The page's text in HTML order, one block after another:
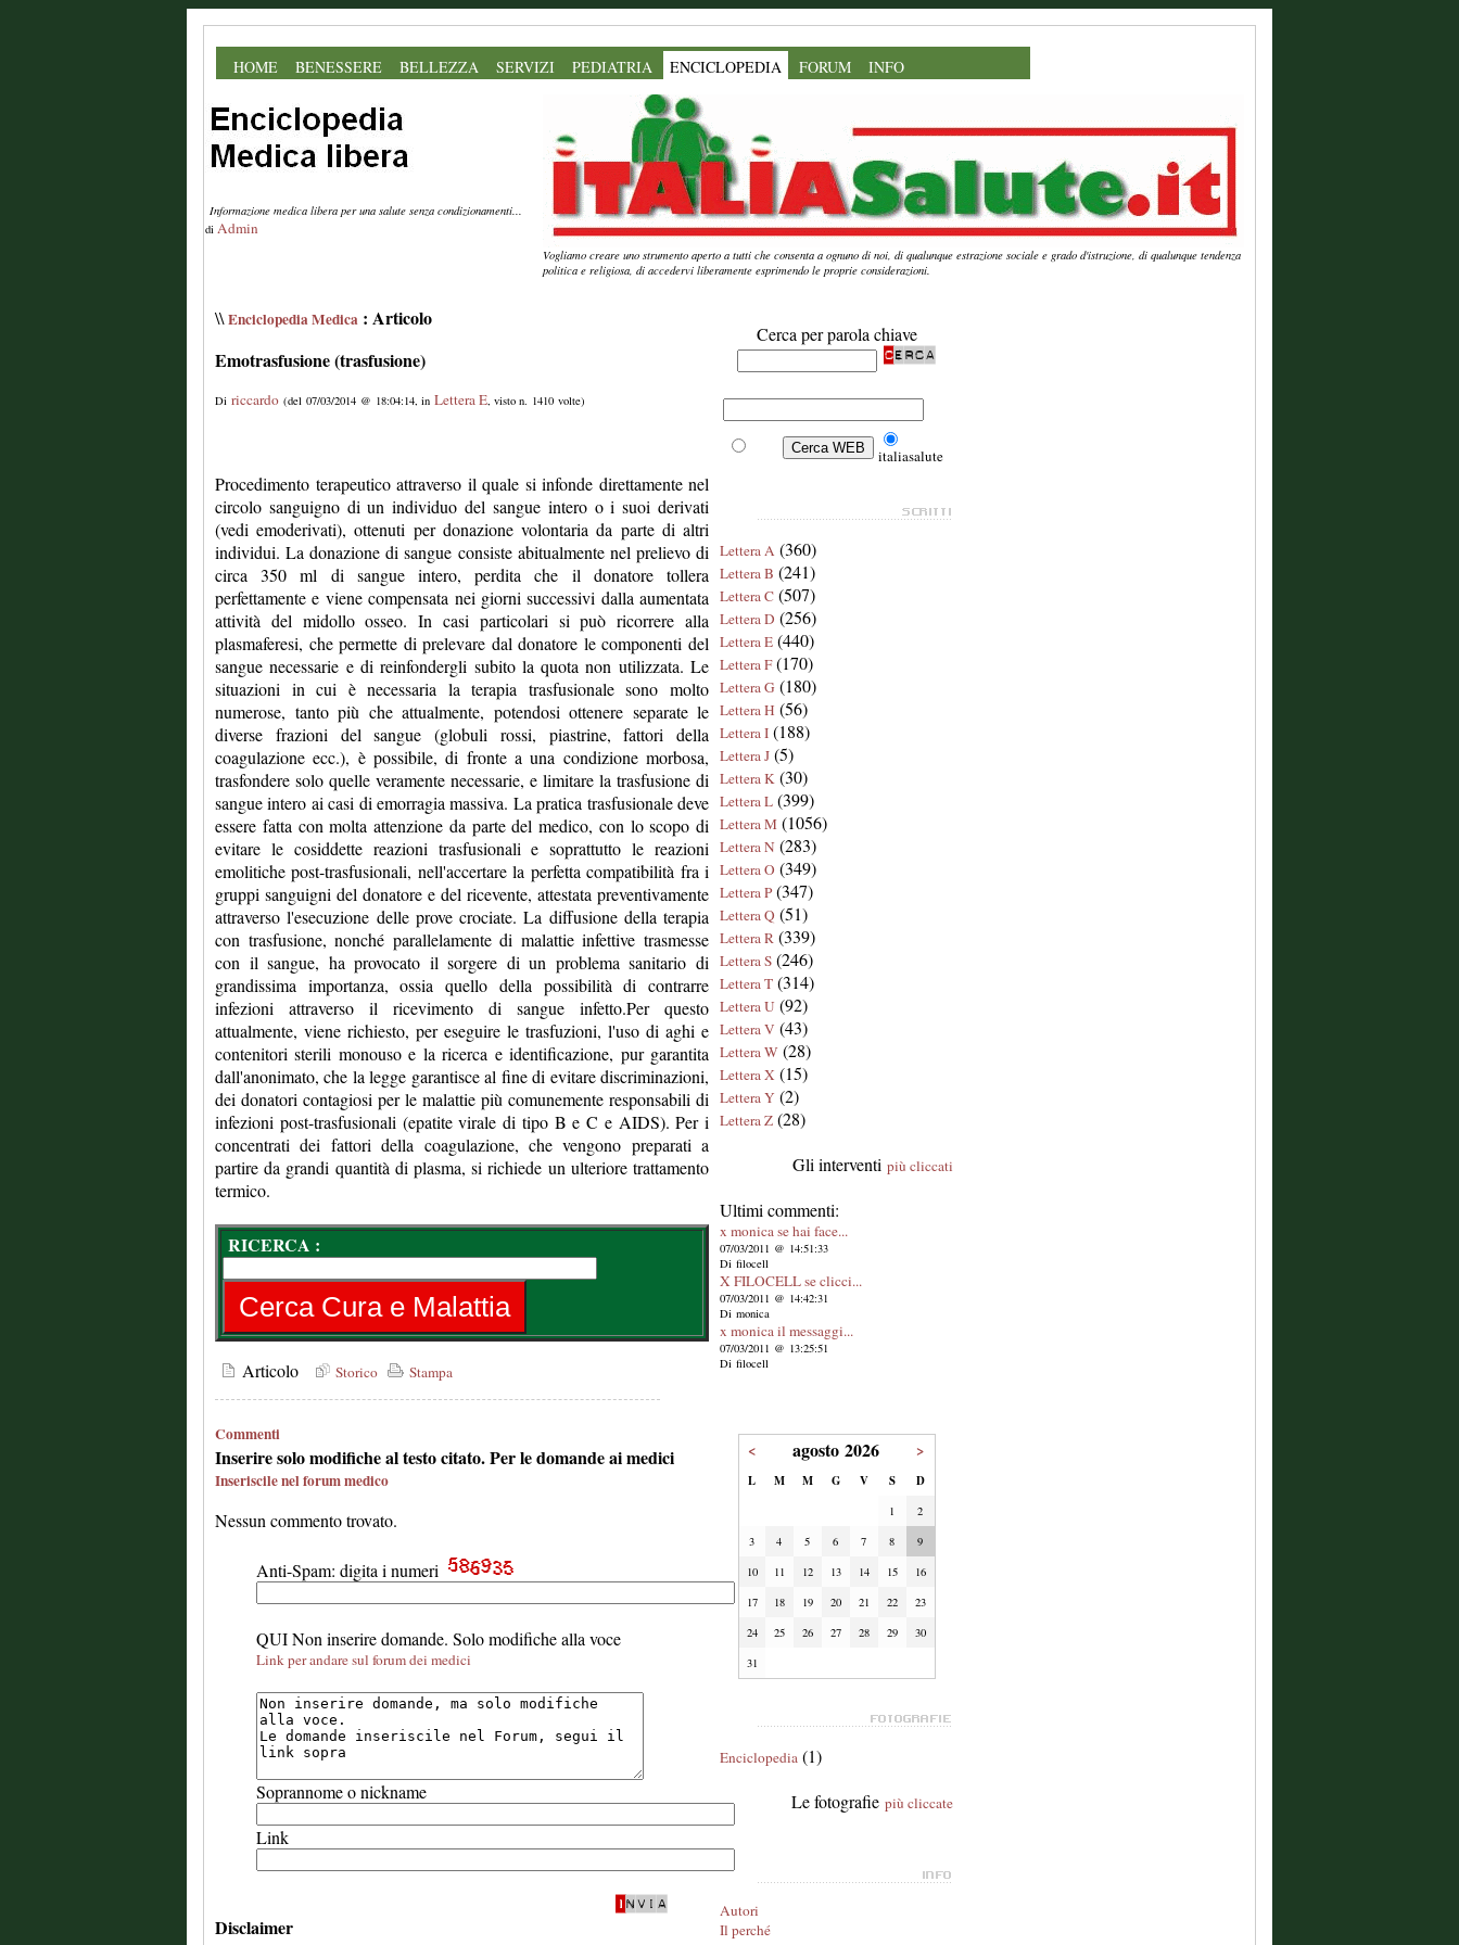
HOME BENESSERE BELLEZZA SERVIZI PEDIATRIA ENCICLOPEDIA FORUM INFO
Informazione medica libera per una salute senza condizionamenti...
di Admin
Vogliamo creare uno strumento aperto a tutti che consenta a ognuno di noi, di qualunque estrazione sociale e grado d'istruzione, di qualunque tendenza
politica e religiosa, di accedervi liberamente esprimendo le proprie considerazioni.
\\Enciclopedia Medica : Articolo
Emotrasfusione (trasfusione)
Di riccardo (del 07/03/2014 @ 18:04:14, in Lettera E, visto n. 1410 volte)
Procedimento terapeutico attraverso il quale si infonde direttamente nel
circolo sanguigno di un individuo del sangue intero o i suoi derivati
(vedi emoderivati), ottenuti per donazione volontaria da parte di altri
individui. La donazione di sangue consiste abitualmente nel prelievo di
circa 350 ml di sangue intero, perdita che il donatore tollera
perfettamente e viene compensata nei giorni successivi dalla aumentata
attività del midollo osseo. In casi particolari si può ricorrere alla
plasmaferesi, che permette di prelevare dal donatore le componenti del
sangue necessarie e di reinfondergli subito la quota non utilizzata. Le
situazioni in cui è necessaria la terapia trasfusionale sono molto
numerose, tanto più che attualmente, potendosi ottenere separate le
diverse frazioni del sangue (globuli rossi, piastrine, fattori della
coagulazione ecc.), è possibile, di fronte a una condizione morbosa,
trasfondere solo quelle veramente necessarie, e limitare la trasfusione di
sangue intero ai casi di emorragia massiva. La pratica trasfusionale deve
essere fatta con molta attenzione da parte del medico, con lo scopo di
evitare le cosiddette reazioni trasfusionali e soprattutto le reazioni
emolitiche post-trasfusionali, nell'accertare la perfetta compatibilità fra i
gruppi sanguigni del donatore e del ricevente, attestata preventivamente
attraverso l'esecuzione delle prove crociate. La diffusione della terapia
con trasfusione, nonché parallelamente di malattie infettive trasmesse
con il sangue, ha provocato il sorgere di un problema sanitario di
grandissima importanza, ossia quello della possibilità di contrarre
infezioni attraverso il ricevimento di sangue infetto.Per questo
attualmente, viene richiesto, per eseguire le trasfuzioni, l'uso di aghi e
contenitori sterili monouso e la ricerca e identificazione, pur garantita
dall'anonimato, che la legge garantisce al fine di evitare discriminazioni,
dei donatori contagiosi per le malattie più comunemente responsabili di
infezioni post-trasfusionali (epatite virale di tipo B e C e AIDS). Per i
concentrati dei fattori della coagulazione, che vengono preparati a
partire da grandi quantità di plasma, si richiede un ulteriore trattamento
termico.
RICERCA :
Articolo Storico Stampa
Commenti
Inserire solo modifiche al testo citato. Per le domande ai medici
Inseriscile nel forum medico
Nessun commento trovato.
Anti-Spam: digita i numeri
QUI Non inserire domande. Solo modifiche alla voce
Link per andare sul forum dei medici
Soprannome o nickname
Link
Disclaimer
Cerca per parola chiave
italiasalute
Lettera A (360)
Lettera B (241)
Lettera C (507)
Lettera D (256)
Lettera E (440)
Lettera F(170)
Lettera G (180)
Lettera H (56)
Lettera I (188)
Lettera J (5)
Lettera K (30)
Lettera L (399)
Lettera M (1056)
Lettera N (283)
Lettera O (349)
Lettera P(347)
Lettera Q (51)
Lettera R (339)
Lettera S (246)
Lettera T (314)
Lettera U (92)
Lettera V (43)
Lettera W (28)
Lettera X (15)
Lettera Y (2)
Lettera Z (28)
Gli interventi più cliccati
Ultimi commenti:
x monica se hai face...
07/03/2011 @ 14:51:33
Di filocell
X FILOCELL se clicci...
07/03/2011 @ 14:42:31
Di monica
x monica il messaggi...
07/03/2011 @ 13:25:51
Di filocell
< agosto 2026 >
L M M G V S D
1
2
3
4 5 6 7 8
9
10
11 12 13 14 15
16
17
18 19 20 21 22
23
24
25 26 27 28 29
30
31
Enciclopedia (1)
Le fotografie più cliccate
Autori
Il perché